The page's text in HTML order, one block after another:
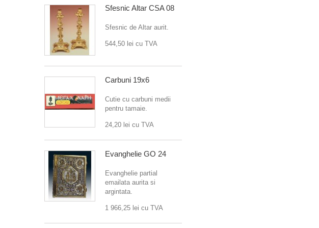
Sfesnic Altar CSA 08
Sfesnic de Altar aurit.
544,50 lei cu TVA
Carbuni 19x6
Cutie cu carbuni medii
pentru tamaie.
24,20 lei cu TVA
Evanghelie GO 24
Evanghelie partial
emailata aurita si
argintata.
1 966,25 lei cu TVA